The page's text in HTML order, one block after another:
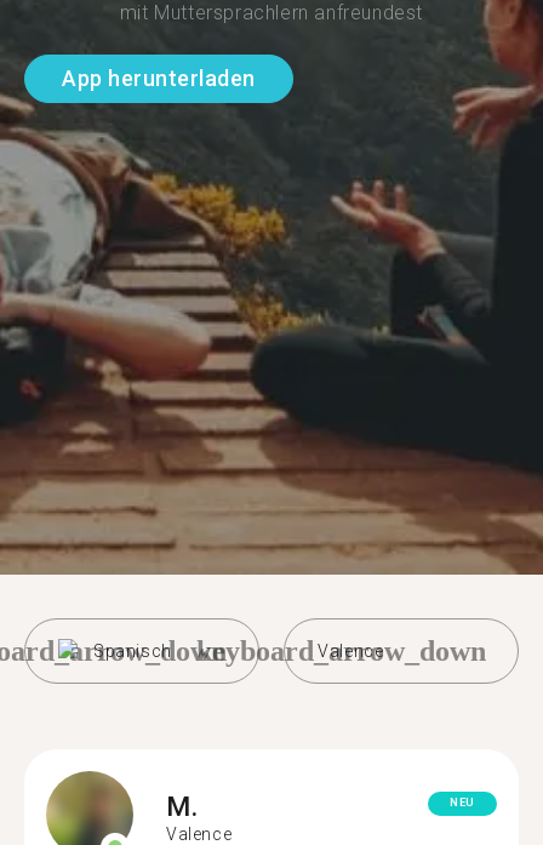
mit Muttersprachlern anfreundest
App herunterladen
Spanisch Valence
keyboard_arrow_down
M.
Valence
NEU